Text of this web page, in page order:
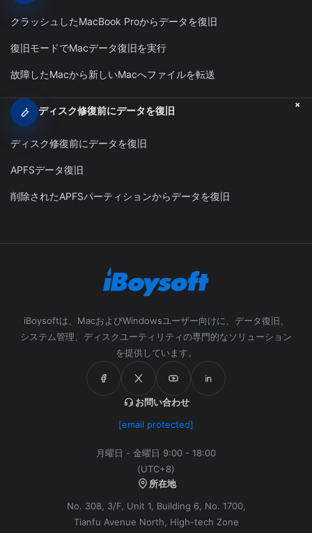
クラッシュしたMacBook Proからデータを復旧
復旧モードでMacデータ復旧を実行
故障したMacから新しいMacへファイルを転送
ディスク修復前にデータを復旧 +
ディスク修復前にデータを復旧
APFSデータ復旧
削除されたAPFSパーティションからデータを復旧
iBoysoftは、MacおよびWindowsユーザー向けに、データ復旧、
システム管理、ディスクユーティリティの専門的なソリューション
を提供しています。
お問い合わせ
[email protected]
月曜日 - 金曜日 9:00 - 18:00
(UTC+8)
所在地
No. 308, 3/F, Unit 1, Building 6, No. 1700,
Tianfu Avenue North, High-tech Zone